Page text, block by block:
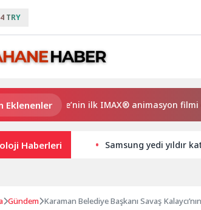
TRY
Eklenenler
Türkiye’nin ilk IMAX® animasyon filmi
Haberleri Samsung yedi yıldır
Gündem Karaman Belediye Başkanı Savaş